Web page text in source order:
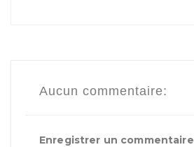
Aucun commentaire:
Enregistrer un commentaire